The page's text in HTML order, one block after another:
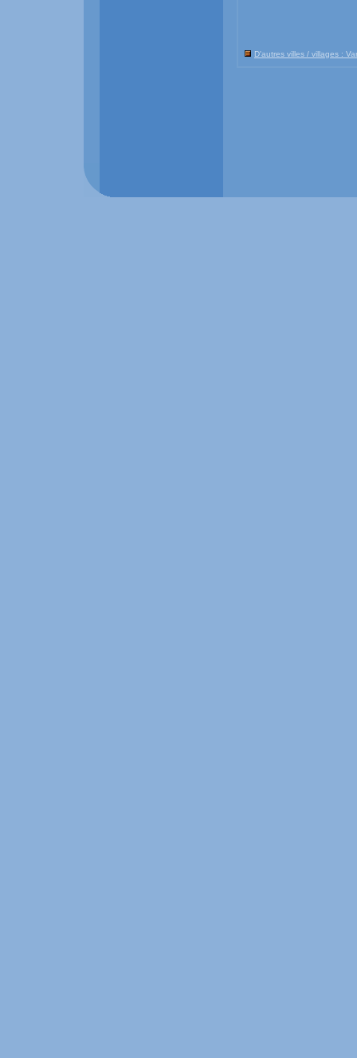
D'autres villes / villages : Var